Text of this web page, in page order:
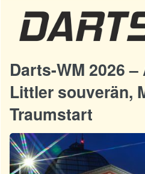
Darts-WM 2026
Littler souverän,
Traumstart